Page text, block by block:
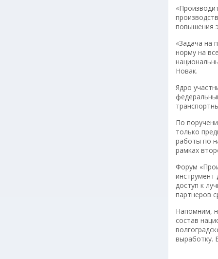
повышения
«Задача на
норму на
Новак.
Ядро
По
только
работы по
рамках
Форум
инструмент
доступ к
партнеров
Напомним,
состав
выработку.